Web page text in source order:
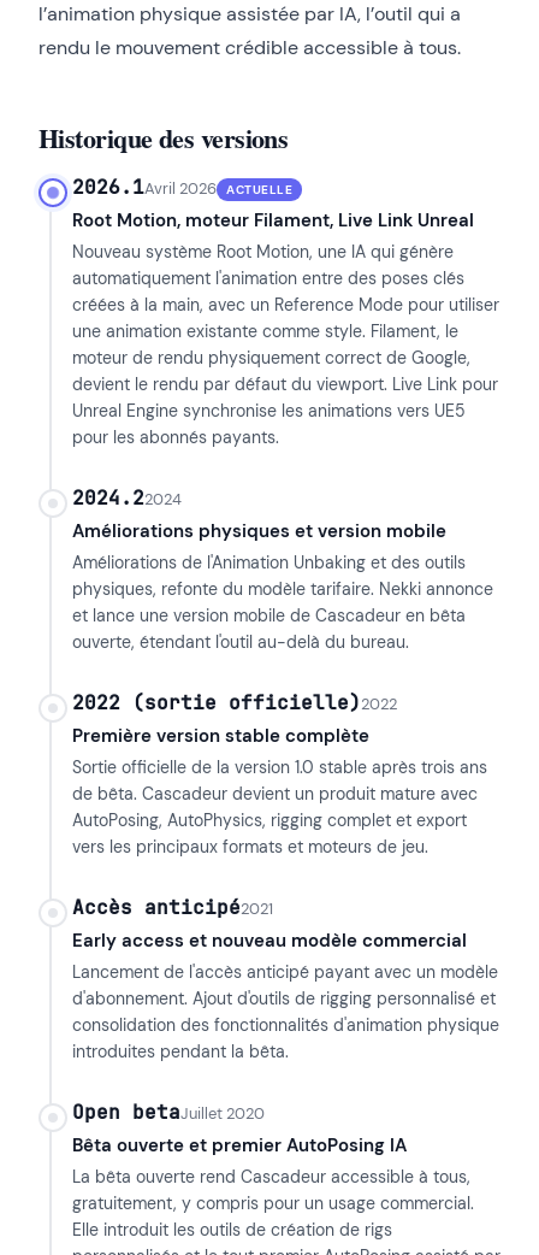
l’animation physique assistée par IA, l’outil qui a
rendu le mouvement crédible accessible à tous.
Historique des versions
2026.1Avril 2026 ACTUELLE
Root Motion, moteur Filament, Live Link Unreal
Nouveau système Root Motion, une IA qui génère
automatiquement l'animation entre des poses clés
créées à la main, avec un Reference Mode pour utiliser
une animation existante comme style. Filament, le
moteur de rendu physiquement correct de Google,
devient le rendu par défaut du viewport. Live Link pour
Unreal Engine synchronise les animations vers UE5
pour les abonnés payants.
2024.22024
Améliorations physiques et version mobile
Améliorations de l'Animation Unbaking et des outils
physiques, refonte du modèle tarifaire. Nekki annonce
et lance une version mobile de Cascadeur en bêta
ouverte, étendant l'outil au-delà du bureau.
2022 (sortie officielle)2022
Première version stable complète
Sortie officielle de la version 1.0 stable après trois ans
de bêta. Cascadeur devient un produit mature avec
AutoPosing, AutoPhysics, rigging complet et export
vers les principaux formats et moteurs de jeu.
Accès anticipé2021
Early access et nouveau modèle commercial
Lancement de l'accès anticipé payant avec un modèle
d'abonnement. Ajout d'outils de rigging personnalisé et
consolidation des fonctionnalités d'animation physique
introduites pendant la bêta.
Open betaJuillet 2020
Bêta ouverte et premier AutoPosing IA
La bêta ouverte rend Cascadeur accessible à tous,
gratuitement, y compris pour un usage commercial.
Elle introduit les outils de création de rigs